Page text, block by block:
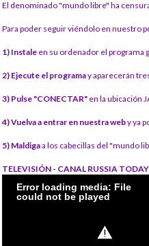
El denominado "mundo libre" ha
Para poder seguir viéndolo en nuestro
1) Instale en su ordenador el programa
2) Ejecute el programay aparecerán
3) Pulse "CONECTAR" en la ubicación
4) Vuelva a entrar en nuestra weby ya
5) Maldigaa los cabecillas del "mundo
TELEVISIÓN - CANAL RUSSIA TODAY